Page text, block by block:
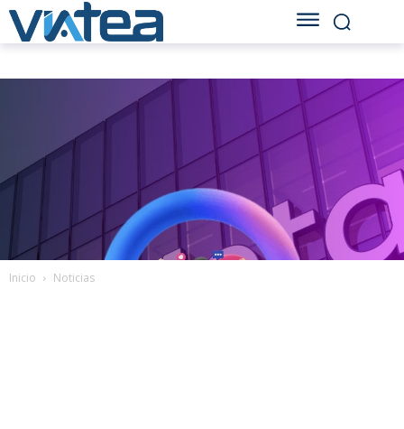
Inicio Noticias